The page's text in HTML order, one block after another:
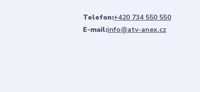
Telefon:+420 734 550 550
E-mail:info@atv-anex.cz